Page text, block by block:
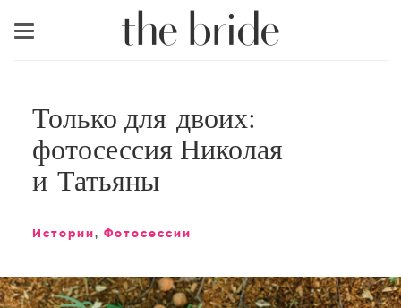
Меню
Только для двоих:
фотосессия Николая
и Татьяны
Истории, Фотосессии